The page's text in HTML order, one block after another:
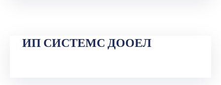
ИП СИСТЕМС ДООЕЛ